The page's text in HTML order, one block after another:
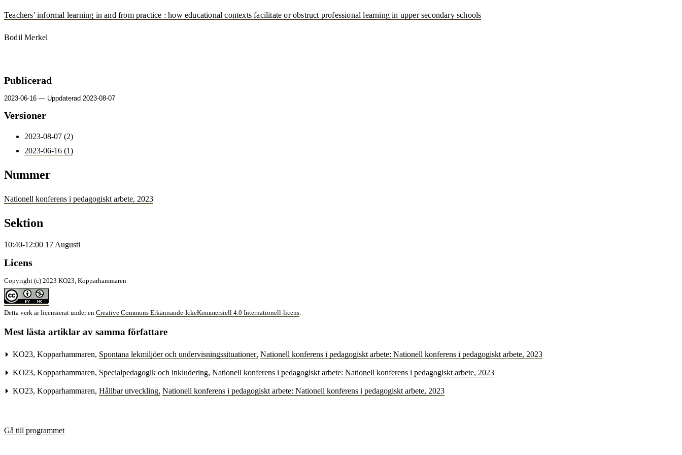
Teachers' informal learning in and from practice : how educational contexts facilitate or obstruct professional learning in upper secondary schools
Bodil Merkel
Publicerad
2023-06-16 — Uppdaterad 2023-08-07
Versioner
2023-08-07 (2)
2023-06-16 (1)
Nummer
Nationell konferens i pedagogiskt arbete, 2023
Sektion
10:40-12:00 17 Augusti
Licens
Copyright (c) 2023 KO23, Kopparhammaren
Detta verk är licensierat under en Creative Commons Erkännande-IckeKommersiell 4.0 Internationell-licens.
Mest lästa artiklar av samma författare
KO23, Kopparhammaren, Spontana lekmiljöer och undervisningssituationer, Nationell konferens i pedagogiskt arbete: Nationell konferens i pedagogiskt arbete, 2023
KO23, Kopparhammaren, Specialpedagogik och inkludering, Nationell konferens i pedagogiskt arbete: Nationell konferens i pedagogiskt arbete, 2023
KO23, Kopparhammaren, Hållbar utveckling, Nationell konferens i pedagogiskt arbete: Nationell konferens i pedagogiskt arbete, 2023
Gå till programmet